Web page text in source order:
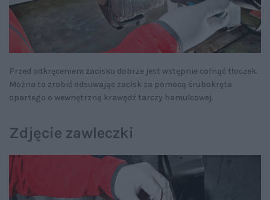
Przed odkręceniem zacisku dobrze jest wstępnie cofnąć tłoczek.
Można to zrobić odsuwając zacisk za pomocą śrubokręta
opartego o wewnętrzną krawędź tarczy hamulcowej.
Zdjęcie zawleczki